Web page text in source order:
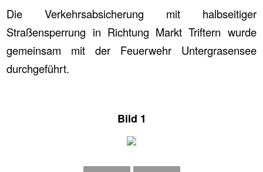
Die Verkehrsabsicherung mit halbseitiger
Straßensperrung in Richtung Markt Triftern wurde
gemeinsam mit der Feuerwehr Untergrasensee
durchgeführt.
Bild 1